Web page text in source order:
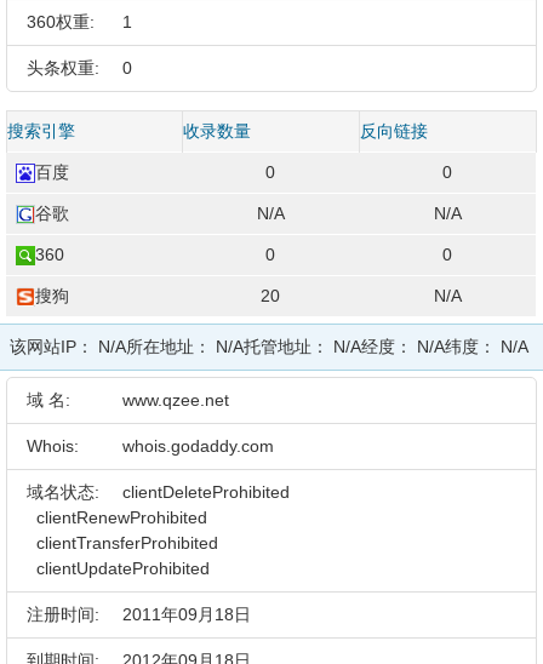
360权重: 1
头条权重: 0
搜索引擎 收录数量 反向链接
百度 0 0
谷歌 N/A N/A
360 0 0
搜狗 20 N/A
该网站IP： N/A所在地址： N/A托管地址： N/A经度： N/A纬度： N/A
域 名: www.qzee.net
Whois: whois.godaddy.com
域名状态:
clientDeleteProhibited
clientRenewProhibited
clientTransferProhibited
clientUpdateProhibited
注册时间: 2011年09月18日